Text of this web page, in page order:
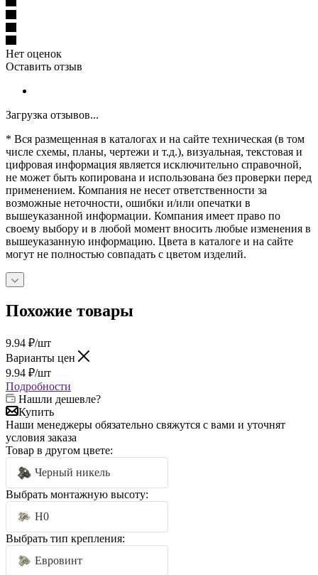
Нет оценок
Оставить отзыв
Загрузка отзывов...
* Вся размещенная в каталогах и на сайте техническая (в том
числе схемы, планы, чертежи и т.д.), визуальная, текстовая и
цифровая информация является исключительно справочной,
не может быть копирована и использована без проверки перед
применением. Компания не несет ответственности за
возможные неточности, ошибки и/или опечатки в
вышеуказанной информации. Компания имеет право по
своему выбору и в любой момент вносить любые изменения в
вышеуказанную информацию. Цвета в каталоге и на сайте
могут не полностью совпадать с цветом изделий.
Похожие товары
9.94 ₽/шт
Варианты цен
9.94 ₽/шт
Подробности
Нашли дешевле?
Купить
Наши менеджеры обязательно свяжутся с вами и уточнят
условия заказа
Товар в другом цвете:
Черный никель
Выбрать монтажную высоту:
H0
Выбрать тип крепления:
Евровинт